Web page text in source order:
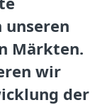
unseren
Märkten.
wir
der